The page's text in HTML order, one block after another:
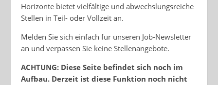
Horizonte bietet vielfältige und abwechslungsreiche
Stellen in Teil- oder Vollzeit an.
Melden Sie sich einfach für unseren Job-Newsletter
an und verpassen Sie keine Stellenangebote.
ACHTUNG: Diese Seite befindet sich noch im
Aufbau. Derzeit ist diese Funktion noch nicht